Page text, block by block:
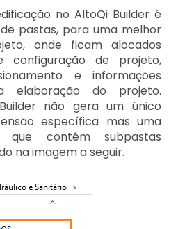
no AltoQi Builder é
pastas, para uma melhor
onde ficam alocados
configuração de projeto,
e informações
elaboração do projeto.
não gera um único
específica mas uma
contém subpastas
na imagem a seguir.